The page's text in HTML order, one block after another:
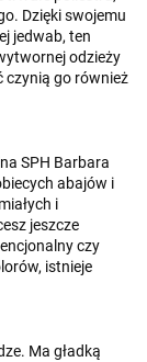
Dzięki swojemu
jedwab, ten
odzieży
czynią go również
SPH Barbara
abajów i
i
jeszcze
czy
istnieje
Ma gładką